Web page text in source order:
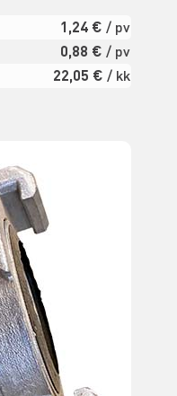
1,24 € / pv
0,88 € / pv
22,05 € / kk